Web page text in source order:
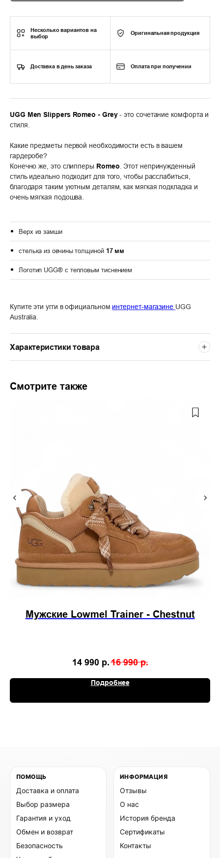
Несколько вариантов на
выбор
Оригинальная продукция
Доставка в день заказа Оплата при получении
UGG Men Slippers Romeo - Grey- это сочетание комфорта и
стиля.
Какие предметы первой необходимости есть в вашем
гардеробе?
Конечно же, это слипперы Romeo. Этот непринужденный
стиль идеально подходит для того, чтобы расслабиться,
благодаря таким уютным деталям, как мягкая подкладка и
очень мягкая подошва.
Верх из замши
стелька из овчины толщиной 17 мм
Логотип UGG® с тепловым тиснением
Купите эти угги в официальном интернет-магазине UGG
Australia.
Характеристики товара
Смотрите также
Мужские Lowmel Trainer - Chestnut
14 990 р.16 990 р.
Подробнее
ПОМОЩЬ
Доставка и оплата
Выбор размера
Гарантия и уход
Обмен и возврат
Безопасность
ИНФОРМАЦИЯ
Отзывы
О нас
История бренда
Сертификаты
Контакты